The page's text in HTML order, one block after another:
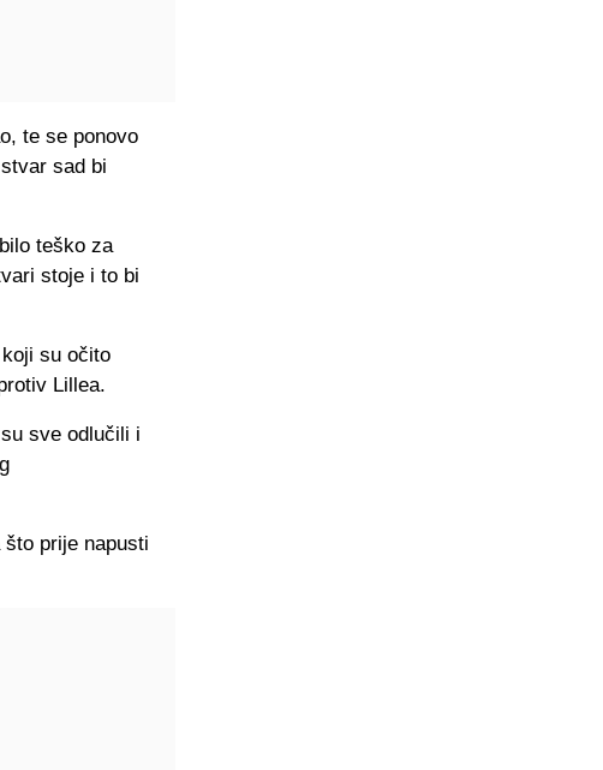
te se ponovo
sad bi
teško za
stoje i to bi
su očito
Lillea.
sve odlučili i
prije napusti